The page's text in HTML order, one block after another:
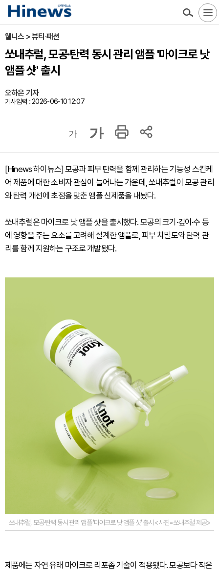
웰니스 > 뷰티·패션
쏘내추럴, 모공·탄력 동시 관리 앰플 '마이크로 낫
앰플 샷' 출시
오하은 기자
기사입력 : 2026-06-10 12:07
가 가
[Hinews 하이뉴스] 모공과 피부 탄력을 함께 관리하는 기능성 스킨케
어 제품에 대한 소비자 관심이 늘어나는 가운데, 쏘내추럴이 모공 관리
와 탄력 개선에 초점을 맞춘 앰플 신제품을 내놨다.
쏘내추럴은 마이크로 낫 앰플 샷을 출시했다. 모공의 크기·깊이·수 등
에 영향을 주는 요소를 고려해 설계한 앰플로, 피부 치밀도와 탄력 관
리를 함께 지원하는 구조로 개발됐다.
쏘내추럴, 모공·탄력 동시 관리 앰플 '마이크로 낫 앰플 샷' 출시 <사진=쏘내추럴 제공>
제품에는 자연 유래 마이크로 리포좀 기술이 적용됐다. 모공보다 작은